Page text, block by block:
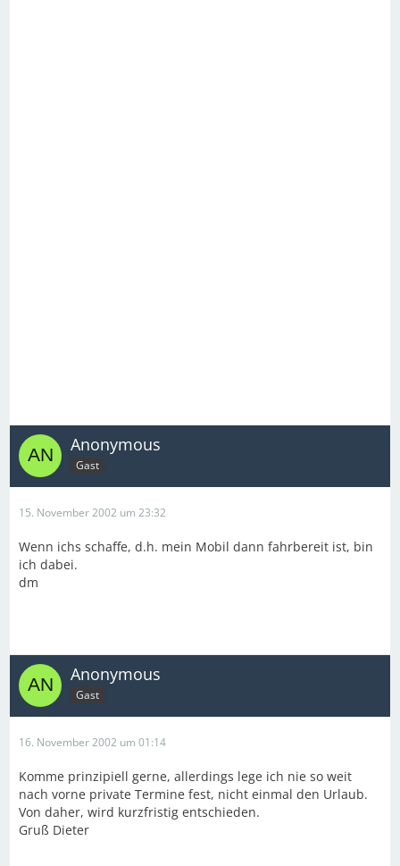
Anonymous
Gast
15. November 2002 um 23:32
Wenn ichs schaffe, d.h. mein Mobil dann fahrbereit ist, bin
ich dabei.
dm
Anonymous
Gast
16. November 2002 um 01:14
Komme prinzipiell gerne, allerdings lege ich nie so weit
nach vorne private Termine fest, nicht einmal den Urlaub.
Von daher, wird kurzfristig entschieden.
Gruß Dieter